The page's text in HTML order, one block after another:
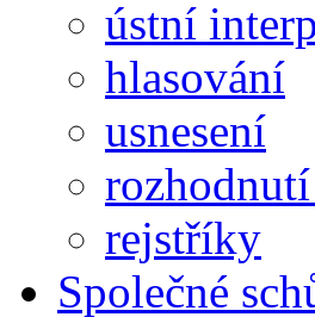
ústní
hlasování
usnesení
rejstříky
Společné